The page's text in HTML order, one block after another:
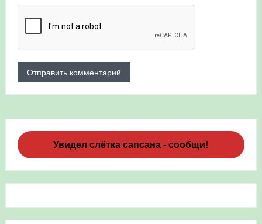
Увидел слётка сапсана - сообщи!